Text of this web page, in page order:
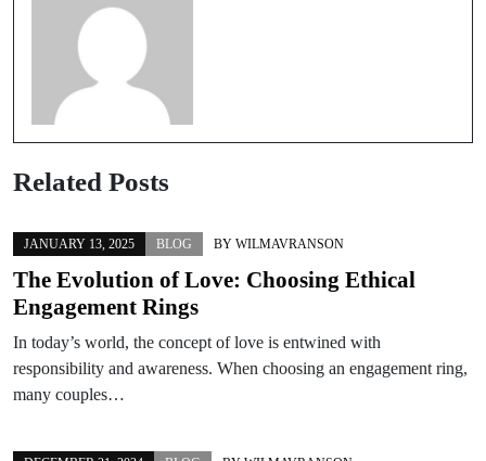
Related Posts
JANUARY 13, 2025 BLOG BY WILMAVRANSON
The Evolution of Love: Choosing Ethical
Engagement Rings
In today’s world, the concept of love is entwined with
responsibility and awareness. When choosing an engagement ring,
many couples…